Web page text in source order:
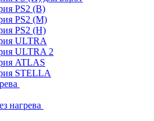
PS2 (B)
PS2 (M)
PS2 (H)
ULTRA
ULTRA 2
ATLAS
STELLA
нагрева